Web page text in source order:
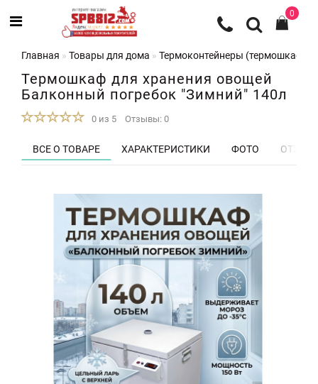
0
Главная Товары для дома Термоконтейнеры (термошкафы)
Термошкаф для хранения овощей
Балконный погребок "Зимний" 140л
0 из 5 Отзывы: 0
ВСЕ О ТОВАРЕ ХАРАКТЕРИСТИКИ ФОТО